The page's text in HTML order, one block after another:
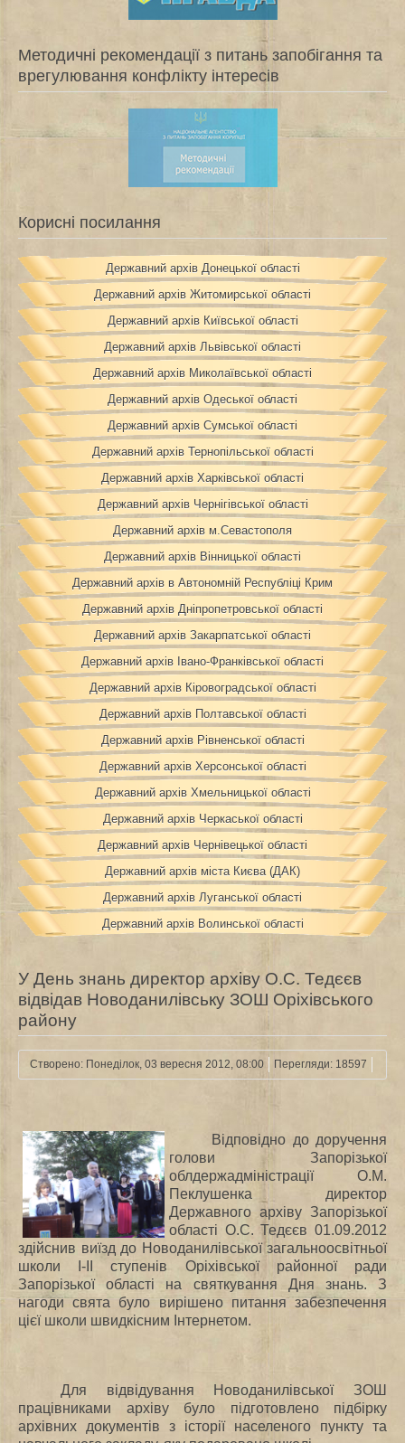
Методичні рекомендації з питань запобігання та
врегулювання конфлікту інтересів
Корисні посилання
Державний архів Донецької області
Державний архів Житомирської області
Державний архів Київської області
Державний архів Львівської області
Державний архів Миколаївської області
Державний архів Одеської області
Державний архів Сумської області
Державний архів Тернопільської області
Державний архів Харківської області
Державний архів Чернігівської області
Державний архів м.Севастополя
Державний архів Вінницької області
Державний архів в Автономній Республіці Крим
Державний архів Дніпропетровської області
Державний архів Закарпатської області
Державний архів Івано-Франківської області
Державний архів Кіровоградської області
Державний архів Полтавської області
Державний архів Рівненської області
Державний архів Херсонської області
Державний архів Хмельницької області
Державний архів Черкаської області
Державний архів Чернівецької області
Державний архів міста Києва (ДАК)
Державний архів Луганської області
Державний архів Волинської області
У День знань директор архіву О.С. Тедєєв
відвідав Новоданилівську ЗОШ Оріхівського
району
Створено: Понеділок, 03 вересня 2012, 08:00 Перегляди: 18597
Відповідно до доручення
голови Запорізької
облдержадміністрації О.М.
Пеклушенка директор
Державного архіву Запорізької
області О.С. Тедєєв 01.09.2012
здійснив виїзд до Новоданилівської загальноосвітньої
школи І-ІІ ступенів Оріхівської районної ради
Запорізької області на святкування Дня знань. З
нагоди свята було вирішено питання забезпечення
цієї школи швидкісним Інтернетом.
Для відвідування Новоданилівської ЗОШ
працівниками архіву було підготовлено підбірку
архівних документів з історії населеного пункту та